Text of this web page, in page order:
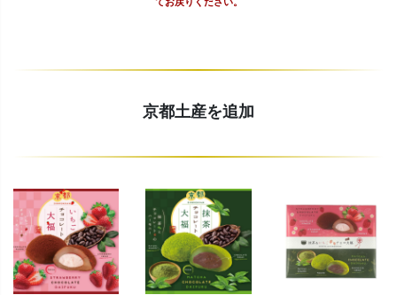
京都土産を追加